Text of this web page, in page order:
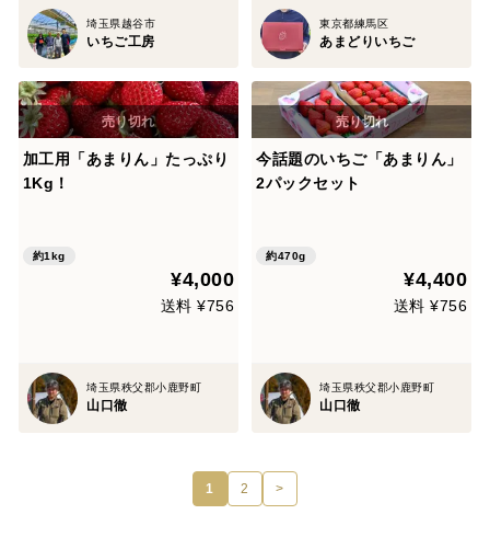
埼玉県越谷市
いちご工房
東京都練馬区
あまどりいちご
加工用「あまりん」たっぷり
1Kg！
約1kg
¥4,000
送料 ¥756
埼玉県秩父郡小鹿野町
山口徹
今話題のいちご「あまりん」
2パックセット
約470g
¥4,400
送料 ¥756
埼玉県秩父郡小鹿野町
山口徹
1 2 >